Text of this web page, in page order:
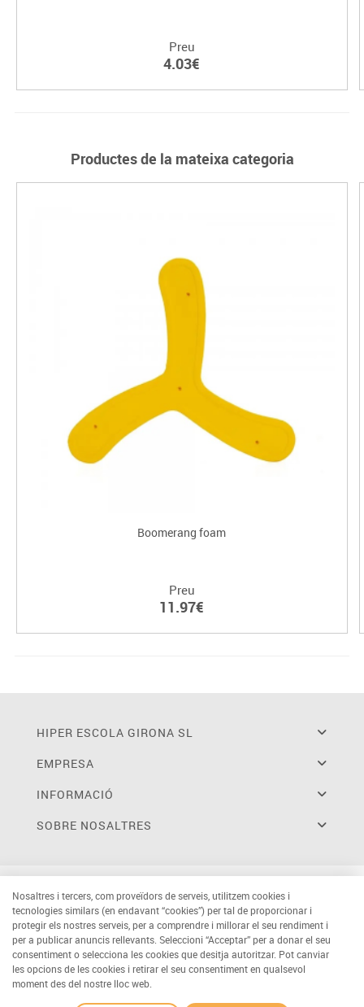
Preu
4.03€
Productes de la mateixa categoria
Boomerang foam
Preu
11.97€
HIPER ESCOLA GIRONA SL
EMPRESA
INFORMACIÓ
SOBRE NOSALTRES
Nosaltres i tercers, com proveïdors de serveis, utilitzem cookies i
tecnologies similars (en endavant “cookies”) per tal de proporcionar i
protegir els nostres serveis, per a comprendre i millorar el seu rendiment i
per a publicar anuncis rellevants. Seleccioni “Acceptar” per a donar el seu
consentiment o selecciona les cookies que desitja autoritzar. Pot canviar
les opcions de les cookies i retirar el seu consentiment en qualsevol
moment des del nostre lloc web.